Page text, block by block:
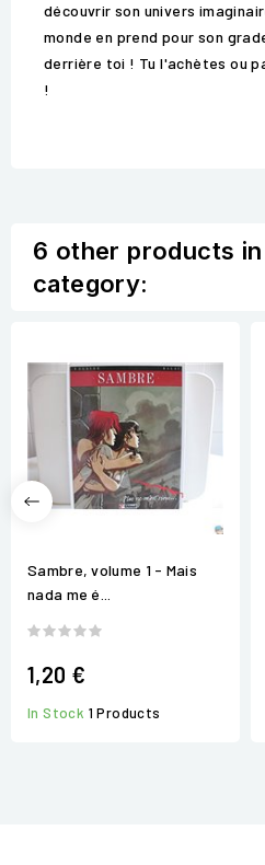
découvrir son univers
monde en prend pour son
derrière toi ! Tu l'achètes ou
!
6 other products
category:
Sambre, volume 1 - Mais
nada me é...
1,20 €
In Stock 1 Products